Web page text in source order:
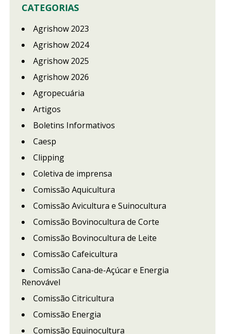
CATEGORIAS
Agrishow 2023
Agrishow 2024
Agrishow 2025
Agrishow 2026
Agropecuária
Artigos
Boletins Informativos
Caesp
Clipping
Coletiva de imprensa
Comissão Aquicultura
Comissão Avicultura e Suinocultura
Comissão Bovinocultura de Corte
Comissão Bovinocultura de Leite
Comissão Cafeicultura
Comissão Cana-de-Açúcar e Energia
Renovável
Comissão Citricultura
Comissão Energia
Comissão Equinocultura